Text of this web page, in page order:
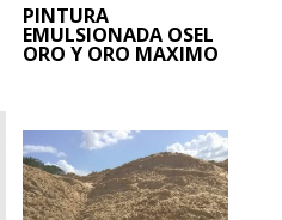
PINTURA
EMULSIONADA OSEL
ORO Y ORO MAXIMO